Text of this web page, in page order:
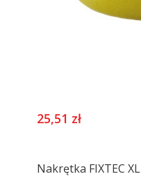
25,51 zł
Nakrętka FIXTEC XL